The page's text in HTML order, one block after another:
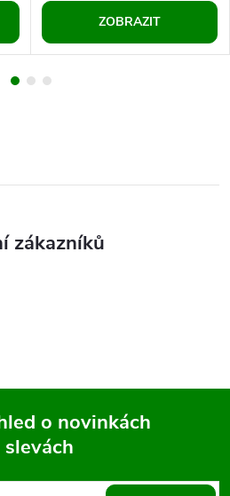
ZOBRAZIT
zákazníků
o novinkách
slevách